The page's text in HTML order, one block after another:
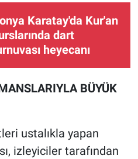
Karatay'da Kur'an
dart
heyecanı
BÜYÜK
ustalıkla yapan
izleyiciler tarafından